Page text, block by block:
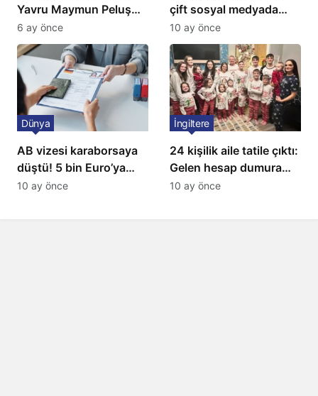
Yavru Maymun Peluş
Oyuncağını Anne Bildi
6 ay önce
çift sosyal medyada
gündem oldu
10 ay önce
AB vizesi karaborsaya
düştü! 5 bin Euro’ya
varan fiyatlarla
Dünya
10 ay önce
24 kişilik aile tatile çıktı:
Gelen hesap dumura
uğrattı
İngiltere
10 ay önce